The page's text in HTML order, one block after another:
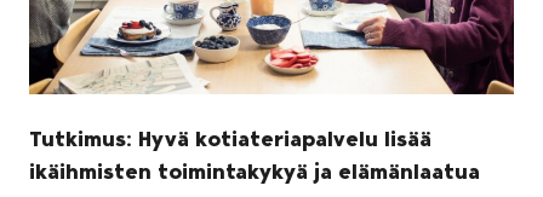
Tutkimus: Hyvä kotiateriapalvelu lisää
ikäihmisten toimintakykyä ja elämänlaatua